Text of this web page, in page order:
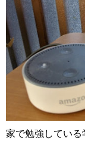
家で勉強してい